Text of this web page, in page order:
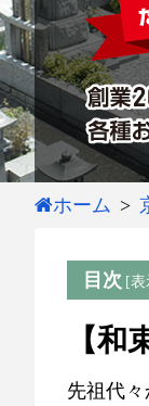
ホーム
目次
【
先祖代